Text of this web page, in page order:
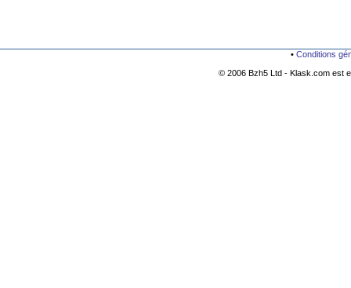
• Conditions
© 2006 Bzh5 Ltd - Klask.com est